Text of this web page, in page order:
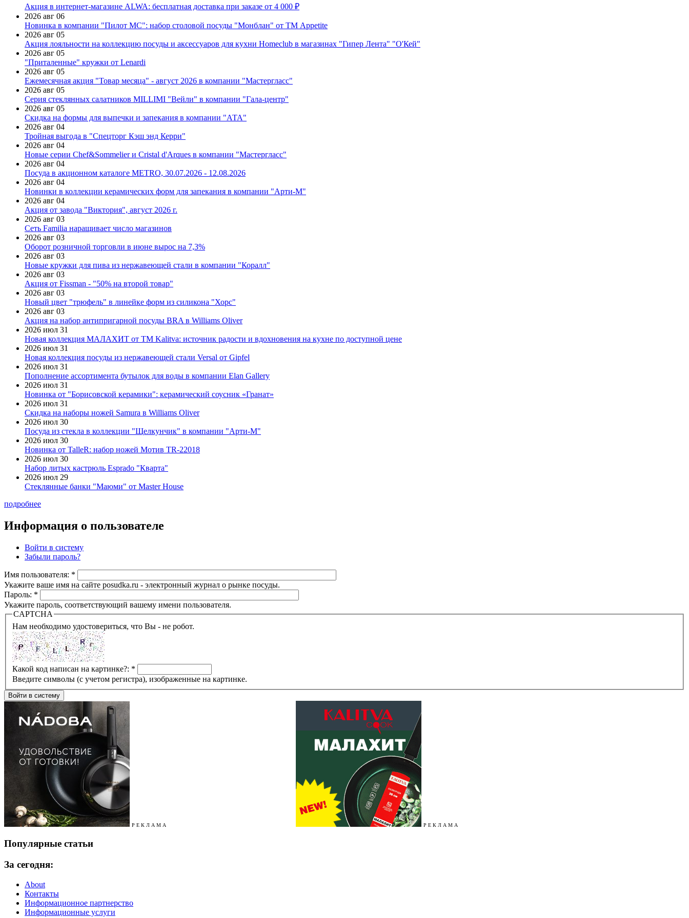
Акция в интернет-магазине ALWA: бесплатная доставка при заказе от 4 000 ₽
2026 авг 06
Новинка в компании "Пилот МС": набор столовой посуды "Монблан" от ТМ Appetite
2026 авг 05
Акция лояльности на коллекцию посуды и аксессуаров для кухни Homeclub в магазинах "Гипер Лента" "О'Кей"
2026 авг 05
"Приталенные" кружки от Lenardi
2026 авг 05
Ежемесячная акция "Товар месяца" - август 2026 в компании "Мастергласс"
2026 авг 05
Серия стеклянных салатников MILLIMI "Вейли" в компании "Гала-центр"
2026 авг 05
Скидка на формы для выпечки и запекания в компании "АТА"
2026 авг 04
Тройная выгода в "Спецторг Кэш энд Керри"
2026 авг 04
Новые серии Chef&Sommelier и Cristal d'Arques в компании "Мастергласс"
2026 авг 04
Посуда в акционном каталоге METRO, 30.07.2026 - 12.08.2026
2026 авг 04
Новинки в коллекции керамических форм для запекания в компании "Арти-М"
2026 авг 04
Акция от завода "Виктория", август 2026 г.
2026 авг 03
Сеть Familia наращивает число магазинов
2026 авг 03
Оборот розничной торговли в июне вырос на 7,3%
2026 авг 03
Новые кружки для пива из нержавеющей стали в компании "Коралл"
2026 авг 03
Акция от Fissman - "50% на второй товар"
2026 авг 03
Новый цвет "трюфель" в линейке форм из силикона "Хорс"
2026 авг 03
Акция на набор антипригарной посуды BRA в Williams Oliver
2026 июл 31
Новая коллекция МАЛАХИТ от ТМ Kalitva: источник радости и вдохновения на кухне по доступной цене
2026 июл 31
Новая коллекция посуды из нержавеющей стали Versal от Gipfel
2026 июл 31
Пополнение ассортимента бутылок для воды в компании Elan Gallery
2026 июл 31
Новинка от "Борисовской керамики": керамический соусник «Гранат»
2026 июл 31
Скидка на наборы ножей Samura в Williams Oliver
2026 июл 30
Посуда из стекла в коллекции "Щелкунчик" в компании "Арти-М"
2026 июл 30
Новинка от TalleR: набор ножей Мотив TR-22018
2026 июл 30
Набор литых кастрюль Esprado "Кварта"
2026 июл 29
Стеклянные банки "Маюми" от Master House
подробнее
Информация о пользователе
Войти в систему
Забыли пароль?
Имя пользователя: *
Укажите ваше имя на сайте posudka.ru - электронный журнал о рынке посуды.
Пароль: *
Укажите пароль, соответствующий вашему имени пользователя.
CAPTCHA
Нам необходимо удостовериться, что Вы - не робот.
Какой код написан на картинке?: *
Введите символы (с учетом регистра), изображенные на картинке.
Р Е К Л А М А Р Е К Л А М А
Популярные статьи
За сегодня:
About
Контакты
Информационное партнерство
Информационные услуги